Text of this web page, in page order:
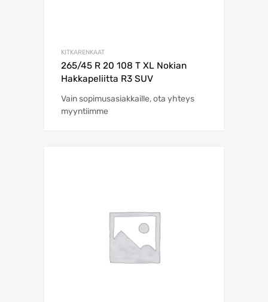
KITKARENKAAT
265/45 R 20 108 T XL Nokian
Hakkapeliitta R3 SUV
Vain sopimusasiakkaille, ota yhteys
myyntiimme